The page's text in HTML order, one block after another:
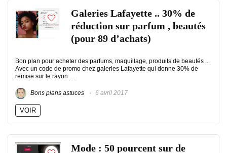
Galeries Lafayette .. 30% de
réduction sur parfum , beautés
(pour 89 d’achats)
Bon plan pour acheter des parfums, maquillage, produits de beautés ...
Avec un code de promo chez galeries Lafayette qui donne 30% de
remise sur le rayon ...
Bons plans astuces 6 avril 2017
VOIR
Mode : 50 pourcent sur de